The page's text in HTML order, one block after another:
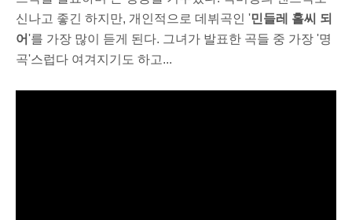
신나고 좋긴 하지만, 개인적으로 데뷔곡인 '민들레 홀씨 되
어'를 가장 많이 듣게 된다. 그녀가 발표한 곡들 중 가장 '명
곡'스럽다 여겨지기도 하고...